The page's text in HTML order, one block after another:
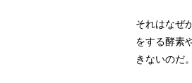
それはなぜ
をする酵素
きないのだ